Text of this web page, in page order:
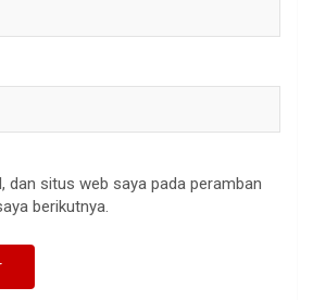
dan situs web saya pada peramban
berikutnya.